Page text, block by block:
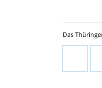
Das